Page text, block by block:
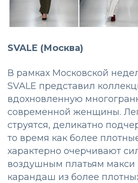
SVALE (Москва)
В рамках Московской
SVALE представил
вдохновленную
современной женщины.
струятся, деликатно
то время как более
характерно очерчивают
воздушным платьям макси
карандаш из более